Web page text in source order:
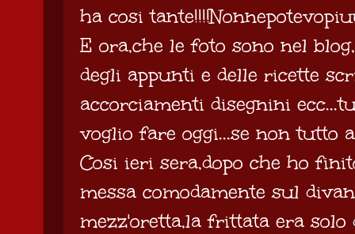
ha cosi
E ora,che le foto sono nel
degli appunti e delle ricette
accorciamenti disegnini
voglio fare oggi...se non tutto
Cosi ieri sera,dopo che ho
messa comodamente sul
mezz'oretta,la frittata era solo